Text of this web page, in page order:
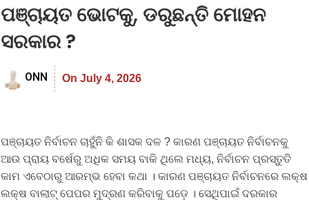
ପଞ୍ଚାୟତ ଭୋଟକୁ, ଡରୁଛନ୍ତି ମୋହନ
ସରକାର ?
ONN On July 4, 2026
ପଞ୍ଚାୟତ ନିର୍ବାଚନ ଚାହୁଁନି କି ଶାସକ ଦଳ ? କାରଣ ପଞ୍ଚାୟତ ନିର୍ବାଚନକୁ
ଆଉ ପ୍ରାୟ ବର୍ଷେରୁ ଅଧିକ ସମୟ ବାକି ଥିଲେ ମଧ୍ୟ, ନିର୍ବାଚନ ପ୍ରସ୍ତୁତି
କାମ ଏବେଠାରୁ ଆରମ୍ଭ ହେବା କଥା । କାରଣ ପଞ୍ଚାୟତ ନିର୍ବାଚନରେ ଲକ୍ଷ
ଲକ୍ଷ ବାଲାଟ୍ ପେପର ମୁଦ୍ରଣ କରିବାକୁ ପଡ଼େ । ସେଥିପାଇଁ ଦରକାର